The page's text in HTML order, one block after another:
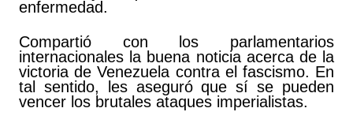
enfermedad.
Compartió con los parlamentarios
internacionales la buena noticia acerca de la
victoria de Venezuela contra el fascismo. En
tal sentido, les aseguró que sí se pueden
vencer los brutales ataques imperialistas.